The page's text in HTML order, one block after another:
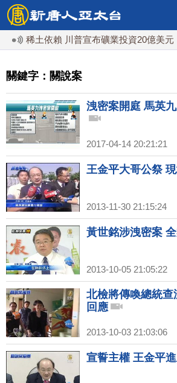
中稀土依賴 川普宣布礦業投資20億美元
關鍵字：關說案
洩密案開庭 馬英
2017-04-14 20:21:21
王金平大哥公祭
2013-11-30 21:15:24
黃世銘涉洩密案
2013-10-05 21:05:22
北檢將傳喚總統
回應
2013-10-03 21:03:06
宣誓主權 王金平